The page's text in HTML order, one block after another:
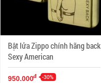
Bật lửa Zippo chính hãng back
Sexy American
950.000đ -30%